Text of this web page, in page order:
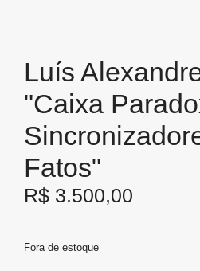
Luís
"Caixa
Fatos"
R$ 3.500,00
Fora de estoque